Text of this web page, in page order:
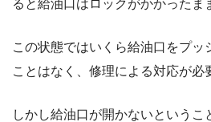
ると給油口はロックがかかったま
この状態ではいくら給油口をプッ
ことはなく、修理による対応が必
しかし給油口が開かないというこ